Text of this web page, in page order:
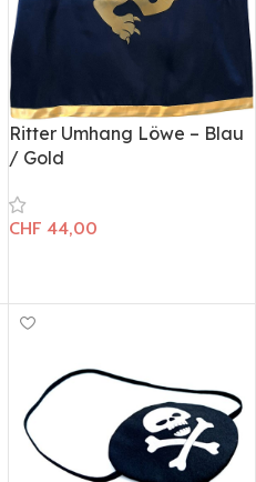
Ritter Umhang Löwe – Blau
/ Gold
CHF 44,00